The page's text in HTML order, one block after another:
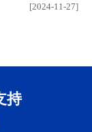
[2024-11-27]
持